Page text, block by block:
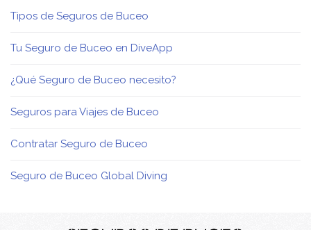
Tipos de Seguros de Buceo
Tu Seguro de Buceo en DiveApp
¿Qué Seguro de Buceo necesito?
Seguros para Viajes de Buceo
Contratar Seguro de Buceo
Seguro de Buceo Global Diving